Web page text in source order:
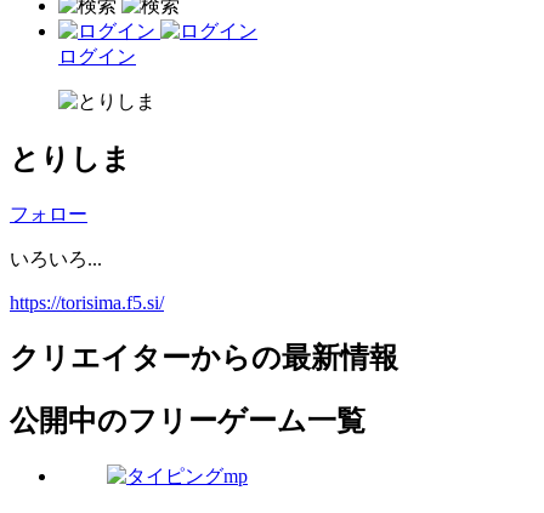
ログイン
とりしま
フォロー
いろいろ...
https://torisima.f5.si/
クリエイターからの最新情報
公開中のフリーゲーム一覧